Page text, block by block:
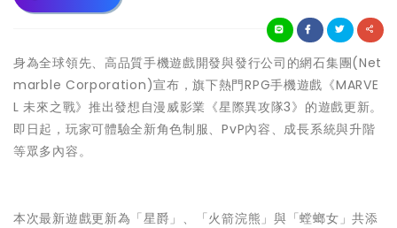
身為全球領先、高品質手機遊戲開發與發行公司的網石集團(Net
marble Corporation)宣布，旗下熱門RPG手機遊戲《MARVE
L 未來之戰》推出發想自漫威影業《星際異攻隊3》的遊戲更新。
即日起，玩家可體驗全新角色制服、PvP內容、成長系統與升階
等眾多內容。
本次最新遊戲更新為「星爵」、「火箭浣熊」與「螳螂女」共添